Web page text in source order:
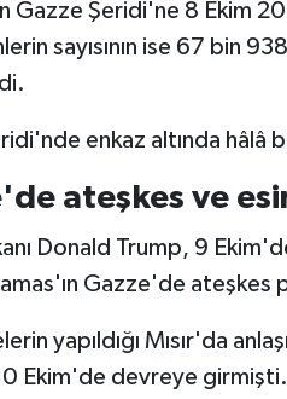
Gazze Şeridi'ne 8 Ekim
sayısının ise 67 bin
enkaz altında hâlâ
ateşkes ve
Donald Trump, 9
Gazze'de ateşkes
yapıldığı Mısır'da
Ekim'de devreye girmişti.